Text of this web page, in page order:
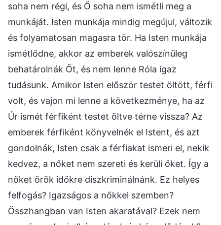
soha nem régi, és Ő soha nem ismétli meg a
munkáját. Isten munkája mindig megújul, változik
és folyamatosan magasra tör. Ha Isten munkája
ismétlődne, akkor az emberek valószínűleg
behatárolnák Őt, és nem lenne Róla igaz
tudásunk. Amikor Isten először testet öltött, férfi
volt, és vajon mi lenne a következménye, ha az
Úr ismét férfiként testet öltve térne vissza? Az
emberek férfiként könyvelnék el Istent, és azt
gondolnák, Isten csak a férfiakat ismeri el, nekik
kedvez, a nőket nem szereti és kerüli őket. Így a
nőket örök időkre diszkriminálnánk. Ez helyes
felfogás? Igazságos a nőkkel szemben?
Összhangban van Isten akaratával? Ezek nem